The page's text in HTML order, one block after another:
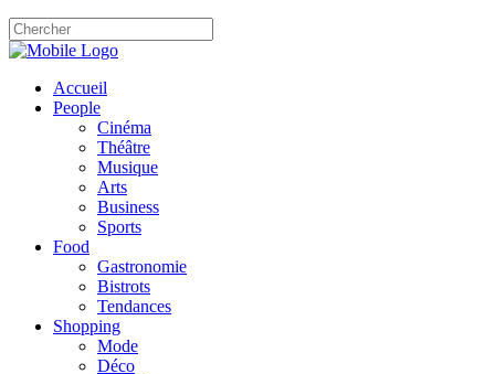
Accueil
People
Cinéma
Théâtre
Musique
Arts
Business
Sports
Food
Gastronomie
Bistrots
Tendances
Shopping
Mode
Déco